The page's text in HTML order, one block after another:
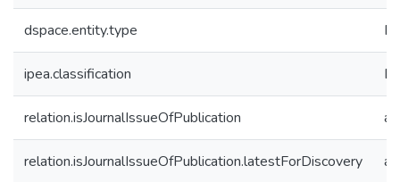
dspace.entity.type
ipea.classification
relation.isJournalIssueOfPublication
relation.isJournalIssueOfPublication.latestForDiscovery